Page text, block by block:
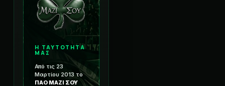
Η ΤΑΥΤΟΤΗΤΑ
ΜΑΣ
Από τις 23
Μαρτίου 2013 το
ΠΑΟ ΜΑΖΙ ΣΟΥ